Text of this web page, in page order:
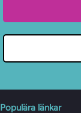
Populära länkar